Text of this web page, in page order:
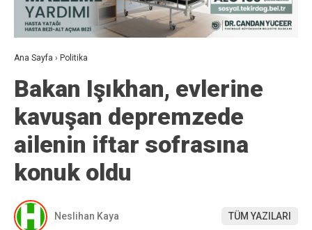
Ana Sayfa › Politika
Bakan Işıkhan, evlerine
kavuşan depremzede
ailenin iftar sofrasına
konuk oldu
Neslihan Kaya TÜM YAZILARI